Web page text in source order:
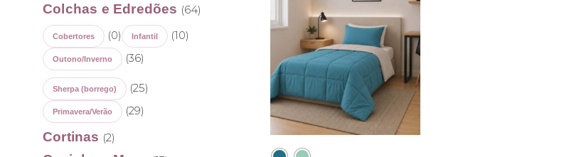
Colchas e Edredões (64)
Cobertores (0) Infantil (10)
Outono/Inverno (36)
Sherpa (borrego) (25)
Primavera/Verão (29)
Cortinas (2)